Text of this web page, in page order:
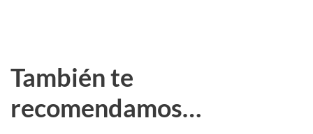
También te
recomendamos…